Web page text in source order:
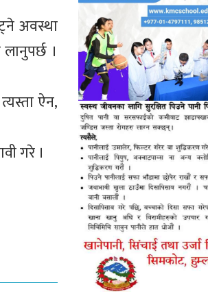
अवस्था
।
ऐन,
गरे ।